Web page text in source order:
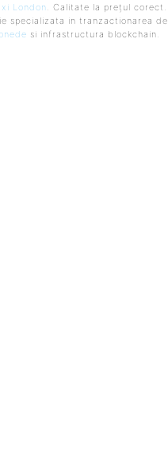
London . Calitate la prețul corect.
specializata in tranzactionarea de
si infrastructura blockchain.